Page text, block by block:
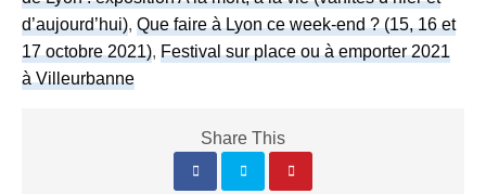
d’aujourd’hui),Que faire à Lyon ce week-end ? (15, 16 et
17 octobre 2021),Festival sur place ou à emporter 2021
à Villeurbanne
Share This